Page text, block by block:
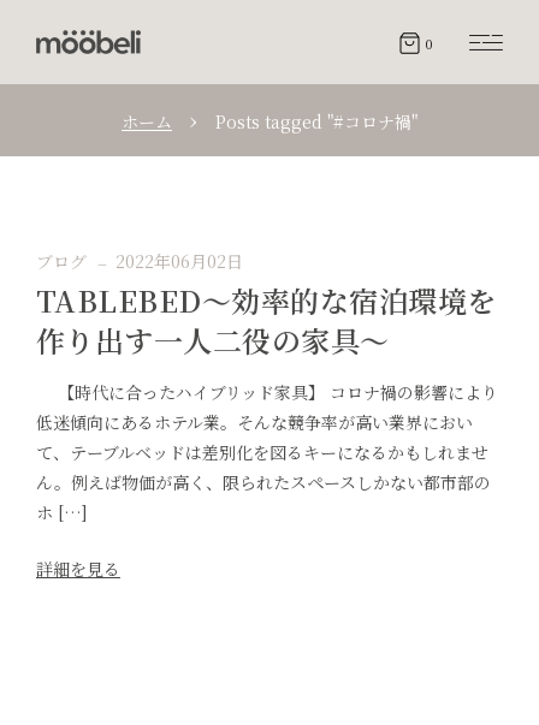
0
ホーム Posts tagged "#コロナ禍"
ブログ 2022年06月02日
TABLEBED〜効率的な宿泊環境を
作り出す一人二役の家具〜
【時代に合ったハイブリッド家具】 コロナ禍の影響により
低迷傾向にあるホテル業。そんな競争率が高い業界におい
て、テーブルベッドは差別化を図るキーになるかもしれませ
ん。例えば物価が高く、限られたスペースしかない都市部の
ホ […]
詳細を見る